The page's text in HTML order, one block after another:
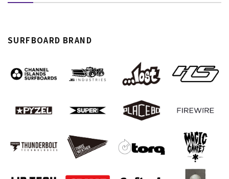
ファッションTOP
スケートTOP
SURFBOARD BRAND